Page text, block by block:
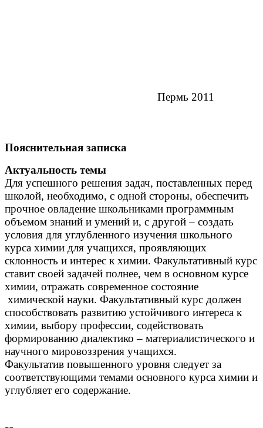
Пермь 2011
Пояснительная записка
Актуальность темы
Для успешного решения задач, поставленных перед
школой, необходимо, с одной стороны, обеспечить
прочное овладение школьниками программным
объемом знаний и умений и, с другой – создать
условия для углубленного изучения школьного
курса химии для учащихся, проявляющих
склонность и интерес к химии. Факультативный курс
ставит своей задачей полнее, чем в основном курсе
химии, отражать современное состояние
химической науки. Факультативный курс должен
способствовать развитию устойчивого интереса к
химии, выбору профессии, содействовать
формированию диалектико – материалистического и
научного мировоззрения учащихся.
Факультатив повышенного уровня следует за
соответствующими темами основного курса химии и
углубляет его содержание.